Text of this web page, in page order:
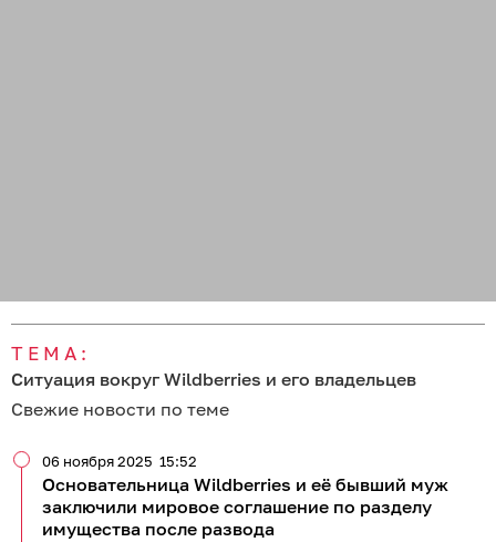
ТЕМА:
Ситуация вокруг Wildberries и его владельцев
Свежие новости по теме
Основательница Wildberries и её бывший муж
заключили мировое соглашение по разделу
имущества после развода
06 ноября 2025 15:52